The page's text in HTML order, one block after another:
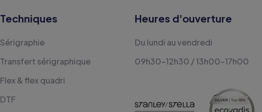
Techniques
Sérigraphie
Transfert sérigraphique
Flex & flex quadri
DTF
Heures d'ouverture
Du lundi au vendredi
09h30-12h30 / 13h00-17h00